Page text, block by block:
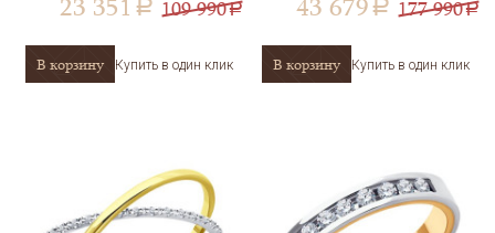
23 351 a 109 990a
В корзину Купить в один клик
43 679 a 177 990a
В корзину Купить в один клик